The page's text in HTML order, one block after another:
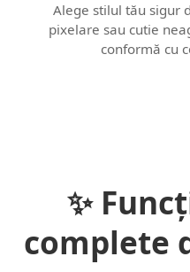
Alege stilul tău sigur
pixelare sau cutie
conformă cu
✨
complete